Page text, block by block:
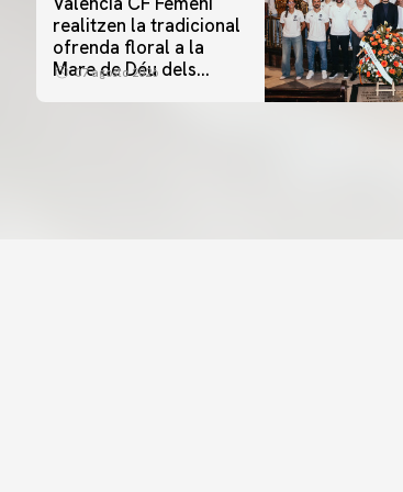
realitzen la tradicional
ofrenda floral a la
Mare de Déu dels
07 agosto 2026